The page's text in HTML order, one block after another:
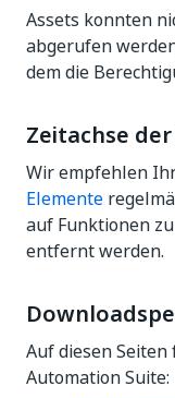
Assets konnten
abgerufen
dem die
Zeitachse
Wir empfehlen
Elemente
auf Funktionen
entfernt werden.
Auf diesen
Automation Suite: